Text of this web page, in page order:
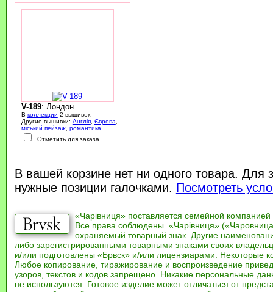
V-189: Лондон
В коллекции 2 вышивок.
Другие вышивки: Англія, Європа
міський пейзаж, романтика
Отметить для заказа
В вашей корзине нет ни одного товара. Для
нужные позиции галочками. Посмотреть
«Чарівниця» поставляется семейной компанией
Все права соблюдены. «Чарівниця»
охраняемый товарный знак. Другие
либо зарегистрированными товарными знаками своих
и/или подготовлены «Брвск» и/или лицензиарами. Некоторые
Любое копирование, тиражирование и воспроизведение
узоров, текстов и кодов запрещено. Никакие персональные
не используются. Готовое изделие может отличаться от